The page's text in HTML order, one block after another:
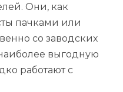
Они, как
пачками или
со заводских
выгодную
работают с